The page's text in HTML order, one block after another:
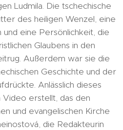
Ludmila. Die tschechische
des heiligen Wenzel, eine
eine Persönlichkeit, die
Glaubens in den
Außerdem war sie die
Geschichte und der
Anlässlich dieses
Video erstellt, das den
und evangelischen Kirche
die Redakteurin